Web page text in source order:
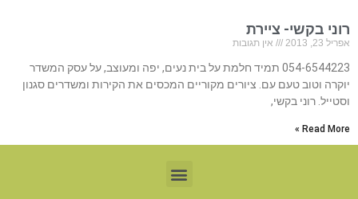
רוני בקשי- ציירת
אפריל 23, 2013 אין תגובות
054-6544223 תמיד חלמת על בית נעים, יפה ומעוצב, על עסק המשדר
יוקרה וטוב טעם עם. ציורים מקוריים המכסים את הקירות ומשדרים סגנון
וסטייל. רוני בקשי,
Read More »